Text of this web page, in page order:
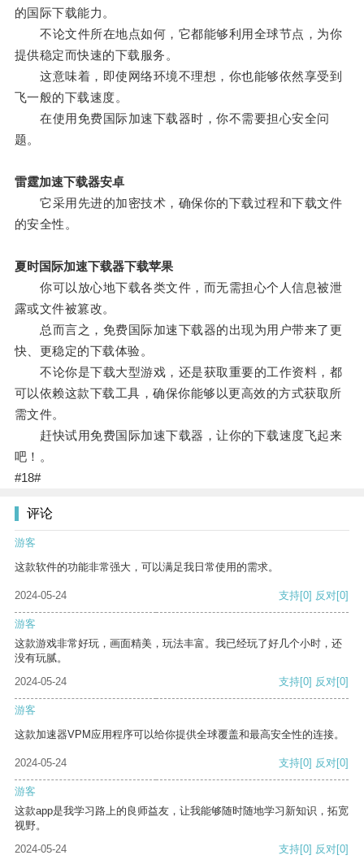
的国际下载能力。
不论文件所在地点如何，它都能够利用全球节点，为你
提供稳定而快速的下载服务。
这意味着，即使网络环境不理想，你也能够依然享受到
飞一般的下载速度。
在使用免费国际加速下载器时，你不需要担心安全问
题。
雷霆加速下载器安卓
它采用先进的加密技术，确保你的下载过程和下载文件
的安全性。
夏时国际加速下载器下载苹果
你可以放心地下载各类文件，而无需担心个人信息被泄
露或文件被篡改。
总而言之，免费国际加速下载器的出现为用户带来了更
快、更稳定的下载体验。
不论你是下载大型游戏，还是获取重要的工作资料，都
可以依赖这款下载工具，确保你能够以更高效的方式获取所
需文件。
赶快试用免费国际加速下载器，让你的下载速度飞起来
吧！。
#18#
评论
游客
这款软件的功能非常强大，可以满足我日常使用的需求。
2024-05-24 支持[0] 反对[0]
游客
这款游戏非常好玩，画面精美，玩法丰富。我已经玩了好几个小时，还
没有玩腻。
2024-05-24
支持[0] 反对[0]
游客
这款加速器VPM应用程序可以给你提供全球覆盖和最高安全性的连接。
2024-05-24 支持[0] 反对[0]
游客
这款app是我学习路上的良师益友，让我能够随时随地学习新知识，拓宽
视野。
2024-05-24
支持[0] 反对[0]